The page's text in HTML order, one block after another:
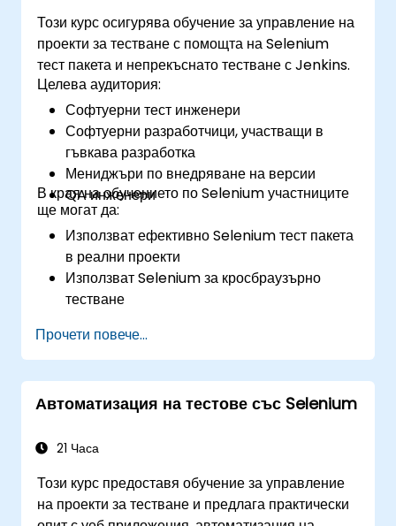
Този курс осигурява обучение за управление на
проекти за тестване с помощта на Selenium
тест пакета и непрекъснато тестване с Jenkins.
Целева аудитория:
Софтуерни тест инженери
Софтуерни разработчици, участващи в
гъвкава разработка
Мениджъри по внедряване на версии
QA инженери
В края на обучението по Selenium участниците
ще могат да:
Използват ефективно Selenium тест пакета
в реални проекти
Използват Selenium за кросбраузърно
тестване
Изпълняват регресионни Selenium тестове
в Jenkins
Подготвят тестови отчети и периодични
доклади с Jenkins
Прочети повече...
Автоматизация на тестове със Selenium
21 Часа
Този курс предоставя обучение за управление
на проекти за тестване и предлага практически